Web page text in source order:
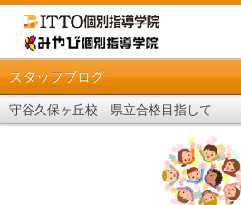
スタッフブログ
守谷久保ヶ丘校 県立合格目指して